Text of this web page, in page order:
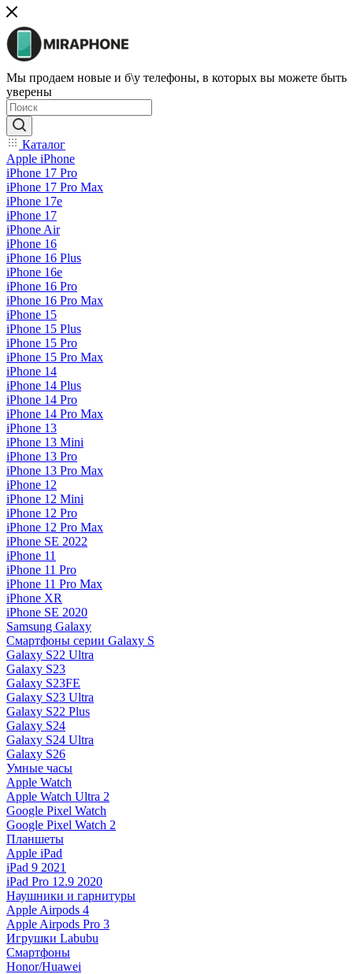
Мы продаем новые и б\у телефоны, в которых вы можете быть
уверены
Каталог
Apple iPhone
iPhone 17 Pro
iPhone 17 Pro Max
iPhone 17e
iPhone 17
iPhone Air
iPhone 16
iPhone 16 Plus
iPhone 16e
iPhone 16 Pro
iPhone 16 Pro Max
iPhone 15
iPhone 15 Plus
iPhone 15 Pro
iPhone 15 Pro Max
iPhone 14
iPhone 14 Plus
iPhone 14 Pro
iPhone 14 Pro Max
iPhone 13
iPhone 13 Mini
iPhone 13 Pro
iPhone 13 Pro Max
iPhone 12
iPhone 12 Mini
iPhone 12 Pro
iPhone 12 Pro Max
iPhone SE 2022
iPhone 11
iPhone 11 Pro
iPhone 11 Pro Max
iPhone XR
iPhone SE 2020
Samsung Galaxy
Смартфоны серии Galaxy S
Galaxy S22 Ultra
Galaxy S23
Galaxy S23FE
Galaxy S23 Ultra
Galaxy S22 Plus
Galaxy S24
Galaxy S24 Ultra
Galaxy S26
Умные часы
Apple Watch
Apple Watch Ultra 2
Google Pixel Watch
Google Pixel Watch 2
Планшеты
Apple iPad
iPad 9 2021
iPad Pro 12.9 2020
Наушники и гарнитуры
Apple Airpods 4
Apple Airpods Pro 3
Игрушки Labubu
Смартфоны
Honor/Huawei